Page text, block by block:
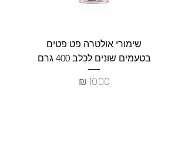
שימורי אולטרה פט פטים
בטעמים שונים לכלב 400 גרם
מחיר